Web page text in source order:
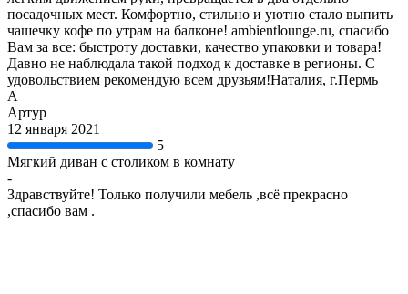
посадочных мест. Комфортно, стильно и уютно стало выпить
чашечку кофе по утрам на балконе! ambientlounge.ru, спасибо
Вам за все: быстроту доставки, качество упаковки и товара!
Давно не наблюдала такой подход к доставке в регионы. С
удовольствием рекомендую всем друзьям!Наталия, г.Пермь
А
Артур
12 января 2021
5
Мягкий диван с столиком в комнату
-
Здравствуйте! Только получили мебель ,всё прекрасно
,спасибо вам .